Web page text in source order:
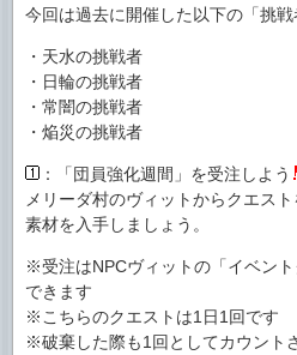
今回は過去に開催した以下の「挑
・天水の挑戦者
・日輪の挑戦者
・常闇の挑戦者
・焔災の挑戦者
：「団員強化週間」を受注しよう
メリーダ村のヴィットからクエス
素材を入手しましょう。
※受注はNPCヴィットの「イベン
できます
※こちらのクエストは1日1回です
※破棄した際も1回としてカウント